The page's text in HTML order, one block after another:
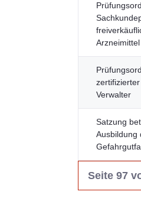
Arzneimittel
Verwalter
Satzung
Ausbildung
Seite 97